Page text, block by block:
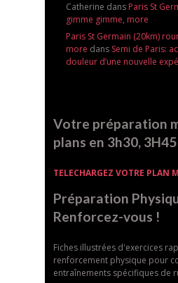
Catherine dans Paris St
gimme gimme, more
Paris St Germain (20km)
more dans Semi de Paris:
douleur d’une nouvelle
Votre préparation
plans en 3h30,
TELECHARGEZ VOTRE PLAN
Préparation
Renforcez-vous !
Fiches illustrées d'exercices
renforcement physique pour
entraînements spécifiques de